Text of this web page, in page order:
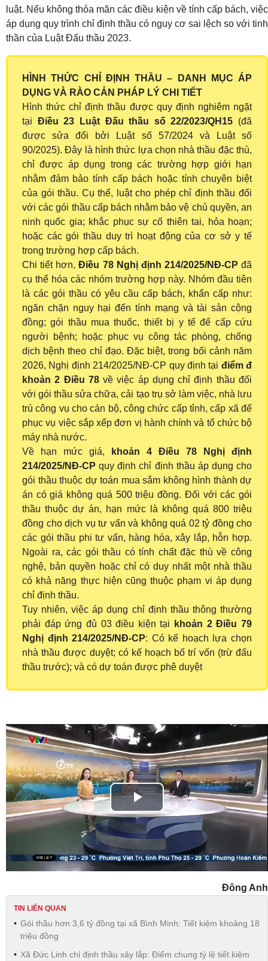
luật. Nếu không thỏa mãn các điều kiện về tính cấp bách, việc
áp dụng quy trình chỉ định thầu có nguy cơ sai lệch so với tinh
thần của Luật Đấu thầu 2023.
HÌNH THỨC CHỈ ĐỊNH THẦU – DANH MỤC ÁP
DỤNG VÀ RÀO CẢN PHÁP LÝ CHI TIẾT
Hình thức chỉ định thầu được quy định nghiêm ngặt
tại Điều 23 Luật Đấu thầu số 22/2023/QH15 (đã
được sửa đổi bởi Luật số 57/2024 và Luật số
90/2025). Đây là hình thức lựa chọn nhà thầu đặc thù,
chỉ được áp dụng trong các trường hợp giới hạn
nhằm đảm bảo tính cấp bách hoặc tính chuyên biệt
của gói thầu. Cụ thể, luật cho phép chỉ định thầu đối
với các gói thầu cấp bách nhằm bảo vệ chủ quyền, an
ninh quốc gia; khắc phục sự cố thiên tai, hỏa hoạn;
hoặc các gói thầu duy trì hoạt động của cơ sở y tế
trong trường hợp cấp bách.
Chi tiết hơn,Điều 78 Nghị định 214/2025/NĐ-CP đã
cụ thể hóa các nhóm trường hợp này. Nhóm đầu tiên
là các gói thầu có yêu cầu cấp bách, khẩn cấp như:
ngăn chặn nguy hại đến tính mạng và tài sản cộng
đồng; gói thầu mua thuốc, thiết bị y tế để cấp cứu
người bệnh; hoặc phục vụ công tác phòng, chống
dịch bệnh theo chỉ đạo. Đặc biệt, trong bối cảnh năm
2026, Nghị định 214/2025/NĐ-CP quy định tại điểm đ
khoản 2 Điều 78về việc áp dụng chỉ định thầu đối
với gói thầu sửa chữa, cải tạo trụ sở làm việc, nhà lưu
trú công vụ cho cán bộ, công chức cấp tỉnh, cấp xã để
phục vụ việc sắp xếp đơn vị hành chính và tổ chức bộ
máy nhà nước.
Về hạn mức giá,
khoản 4 Điều 78 Nghị định
214/2025/NĐ-CP quy định chỉ định thầu áp dụng cho
gói thầu thuộc dự toán mua sắm không hình thành dự
án có giá không quá 500 triệu đồng. Đối với các gói
thầu thuộc dự án, hạn mức là không quá 800 triệu
đồng cho dịch vụ tư vấn và không quá 02 tỷ đồng cho
các gói thầu phi tư vấn, hàng hóa, xây lắp, hỗn hợp.
Ngoài ra, các gói thầu có tính chất đặc thù về công
nghệ, bản quyền hoặc chỉ có duy nhất một nhà thầu
có khả năng thực hiện cũng thuộc phạm vi áp dụng
chỉ định thầu.
Tuy nhiên, việc áp dụng chỉ định thầu thông thường
phải đáp ứng đủ 03 điều kiện tại
khoản 2 Điều 79
Nghị định 214/2025/NĐ-CP: Có kế hoạch lựa chọn
nhà thầu được duyệt; có kế hoạch bố trí vốn (trừ đấu
thầu trước); và có dự toán được phê duyệt
Play
Video
Đông Anh
TIN LIÊN QUAN
Gói thầu hơn 3,6 tỷ đồng tại xã Bình Minh: Tiết kiệm khoảng 18
triệu đồng
Xã Đức Linh chỉ định thầu xây lắp: Điểm chung tỷ lệ tiết kiệm